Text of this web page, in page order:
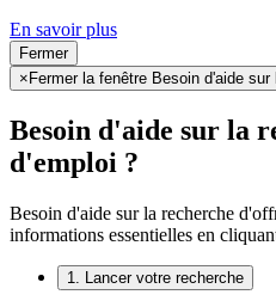
En savoir plus
Fermer
× Fermer la fenêtre Besoin d'aide
Besoin d'aide sur la
d'emploi ?
Besoin d'aide sur la recherche
informations essentielles en
1. Lancer votre recherche